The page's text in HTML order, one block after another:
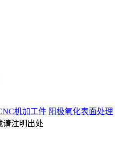
机加工件 阳极氧化表面处理
请注明出处